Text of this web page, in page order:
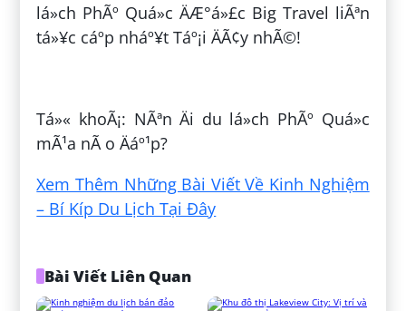
lá»ch PhÃº Quá»c ÄÆ°á»£c Big Travel liÃªn
tá»¥c cáº­p nháº¥t Táº¡i ÄÃ¢y nhÃ©!
Tá»« khoÃ¡: NÃªn Äi du lá»ch PhÃº Quá»c
mÃ¹a nÃ o Äáº¹p?
Xem Thêm Những Bài Viết Về Kinh Nghiệm
– Bí Kíp Du Lịch Tại Đây
Bài Viết Liên Quan